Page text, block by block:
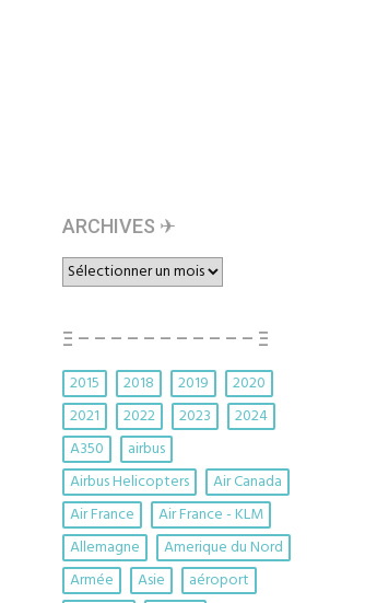
ARCHIVES ✈︎
ARCHIVES
✈︎
Ξ – – – – – – – – – – – Ξ
2015 2018 2019
2020
2021
2022 2023
2024
A350
airbus
Airbus Helicopters
Air Canada
Air France
Air France - KLM
Allemagne
Amerique du Nord
Armée
Asie
aéroport